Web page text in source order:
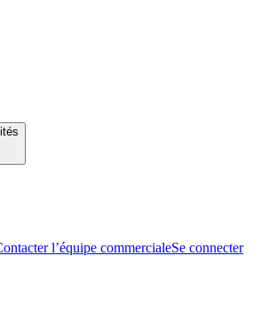
l’équipe commercialeSe connecter